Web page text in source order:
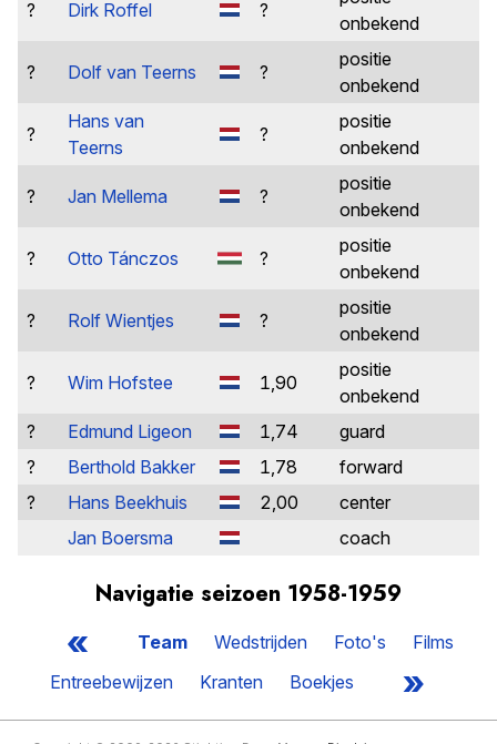
? Dirk Roffel ?
onbekend
? Dolf van Teerns ?
positie
onbekend
?
Hans van
Teerns
?
positie
onbekend
? Jan Mellema ?
positie
onbekend
? Otto Tánczos ?
positie
onbekend
? Rolf Wientjes ?
positie
onbekend
? Wim Hofstee 1,90
positie
onbekend
?
Edmund Ligeon 1,74
guard
?
Berthold Bakker 1,78
forward
?
Hans Beekhuis 2,00
center
Jan Boersma
coach
Navigatie seizoen 1958-1959
« Team Wedstrijden Foto's
Films
Entreebewijzen
Kranten Boekjes »